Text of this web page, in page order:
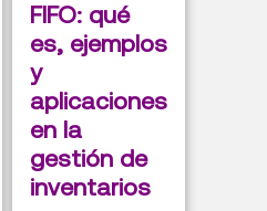
FIFO: qué
es, ejemplos
y
aplicaciones
en la
gestión de
inventarios